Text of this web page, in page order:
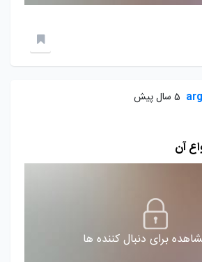
5 سال پیش
آن
برای دنبال کننده ها